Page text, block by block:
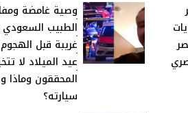
مصري
وصية غامضة
الطبيب السعودي
غريبة قبل
عيد الميلاد لا
المحققون وماذا
سيارته؟